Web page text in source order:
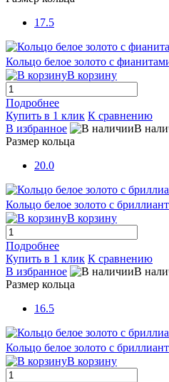
17.5
Кольцо белое золото с
В корзину
Подробнее
Купить в 1 клик К сравнению
В избранное
В
Размер кольца
20.0
Кольцо белое золото с
В корзину
Подробнее
Купить в 1 клик К сравнению
В избранное
В
Размер кольца
16.5
Кольцо белое золото с
В корзину